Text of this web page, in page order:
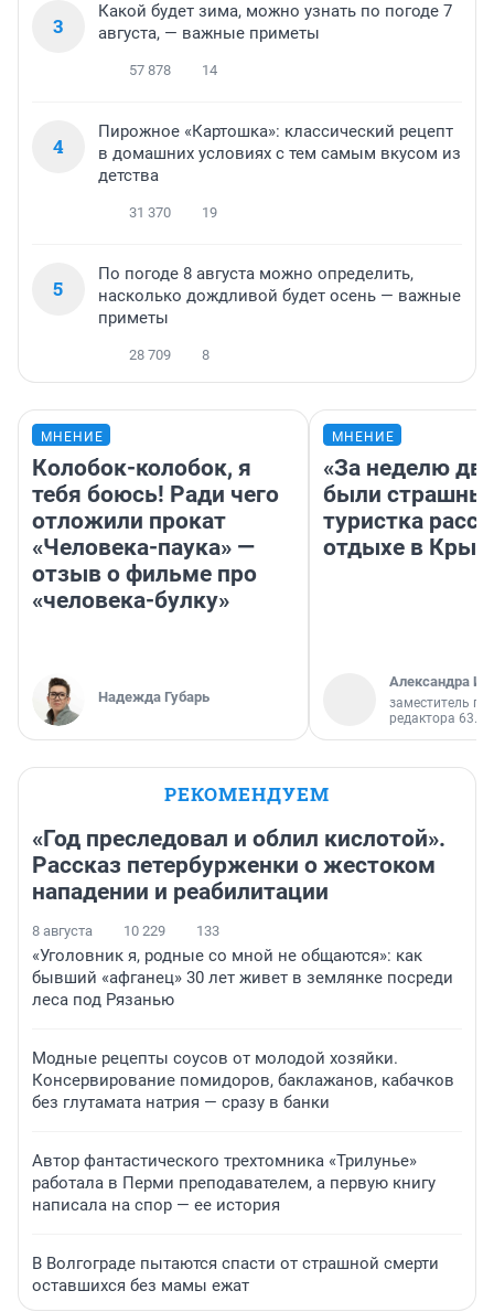
3
Какой будет зима, можно узнать по погоде 7
августа, — важные приметы
57 878 14
4
Пирожное «Картошка»: классический рецепт
в домашних условиях с тем самым вкусом из
детства
31 370 19
5
По погоде 8 августа можно определить,
насколько дождливой будет осень — важные
приметы
28 709 8
МНЕНИЕ
Колобок-колобок, я
тебя боюсь! Ради чего
отложили прокат
«Человека-паука» —
отзыв о фильме про
«человека-булку»
Надежда Губарь
МНЕНИЕ
«За неделю
были
туристка
отдыхе в
Александра
заместитель
редактора 63.RU
РЕКОМЕНДУЕМ
«Год преследовал и облил кислотой».
Рассказ петербурженки о жестоком
нападении и реабилитации
8 августа 10 229 133
«Уголовник я, родные со мной не общаются»: как
бывший «афганец» 30 лет живет в землянке посреди
леса под Рязанью
Модные рецепты соусов от молодой хозяйки.
Консервирование помидоров, баклажанов, кабачков
без глутамата натрия — сразу в банки
Автор фантастического трехтомника «Трилунье»
работала в Перми преподавателем, а первую книгу
написала на спор — ее история
В Волгограде пытаются спасти от страшной смерти
оставшихся без мамы ежат